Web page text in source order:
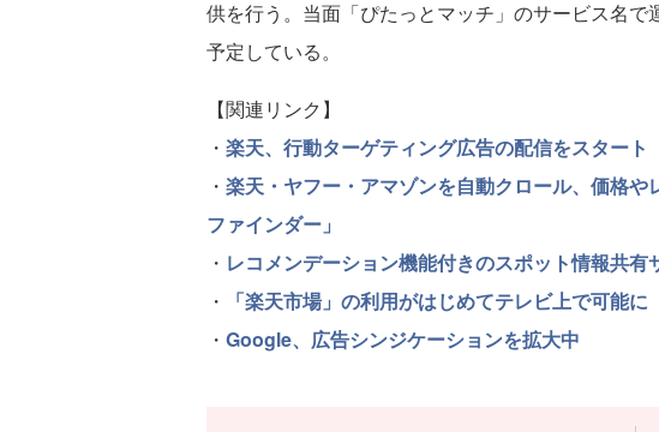
供を行う。当面「ぴたっとマッチ」のサービス名
予定している。
【関連リンク】
・ 楽天、行動ターゲティング広告の配信をスタート
・ 楽天・ヤフー・アマゾンを自動クロール、価格や
ファインダー」
・ レコメンデーション機能付きのスポット情報共有
・
「楽天市場」の利用がはじめてテレビ上で可能に
・ Google、広告シンジケーションを拡大中